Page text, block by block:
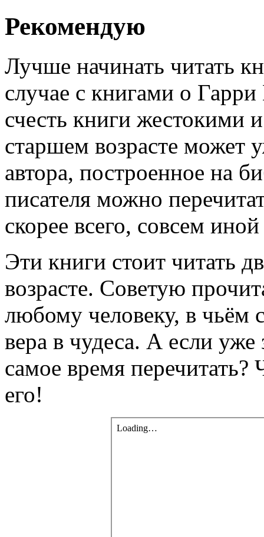
Рекомендую
Лучше начинать читать
случае с книгами о
счесть книги жестокими
старшем возрасте может
автора, построенное на
писателя можно
скорее всего, совсем
Эти книги стоит читать
возрасте. Советую
любому человеку, в чьём
вера в чудеса. А если
самое время
его!